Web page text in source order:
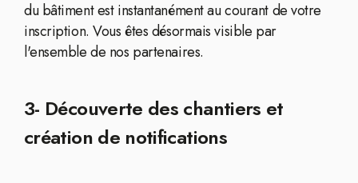
du bâtiment est instantanément au courant de votre
inscription. Vous êtes désormais visible par
l'ensemble de nos partenaires.
3- Découverte des chantiers et
création de notifications